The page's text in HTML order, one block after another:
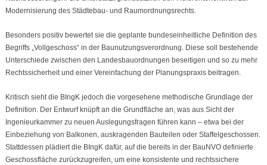
Modernisierung des Städtebau- und Raumordnungsrechts.
Besonders positiv bewertet sie die geplante bundeseinheitliche Definition des
Begriffs „Vollgeschoss“ in der Baunutzungsverordnung. Diese soll bestehende
Unterschiede zwischen den Landesbauordnungen beseitigen und so zu mehr
Rechtssicherheit und einer Vereinfachung der Planungspraxis beitragen.
Kritisch sieht die BIngK jedoch die vorgesehene methodische Grundlage der
Definition. Der Entwurf knüpft an die Grundfläche an, was aus Sicht der
Ingenieurkammer zu neuen Auslegungsfragen führen kann – etwa bei der
Einbeziehung von Balkonen, auskragenden Bauteilen oder Staffelgeschossen.
Stattdessen plädiert die BIngK dafür, auf die bereits in der BauNVO definierte
Geschossfläche zurückzugreifen, um eine konsistente und rechtssichere